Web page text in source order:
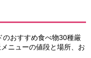
のおすすめ食べ物30種厳
ニューの値段と場所、お